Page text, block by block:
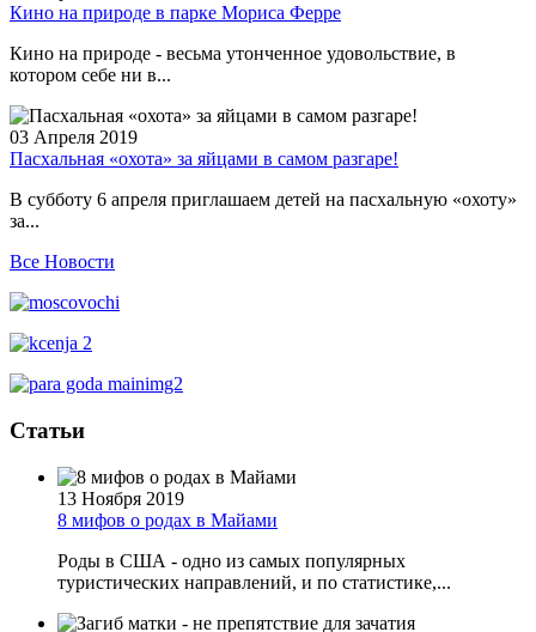
Кино на природе в парке Мориса Ферре
Кино на природе - весьма утонченное удовольствие, в
котором себе ни в...
03 Апреля 2019
Пасхальная «охота» за яйцами в самом разгаре!
В субботу 6 апреля приглашаем детей на пасхальную «охоту»
за...
Все Новости
Статьи
13 Ноября 2019
8 мифов о родах в Майами
Роды в США - одно из самых популярных
туристических направлений, и по статистике,...